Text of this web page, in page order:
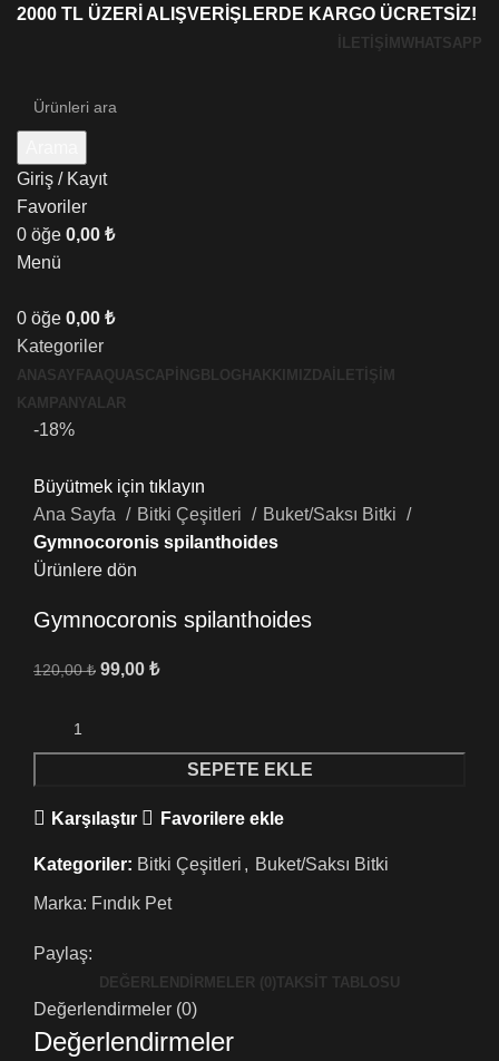
2000 TL ÜZERİ ALIŞVERİŞLERDE KARGO ÜCRETSİZ!
İLETIŞIM WHATSAPP
Giriş / Kayıt
Favoriler
0 öğe 0,00 ₺
Menü
0 öğe 0,00 ₺
Kategoriler
ANASAYFAAQUASCAPING BLOG HAKKIMIZDA İLETİŞİM
KAMPANYALAR
-18%
Büyütmek için tıklayın
Ana Sayfa
Bitki Çeşitleri
Buket/Saksı Bitki
Gymnocoronis spilanthoides
Ürünlere dön
Gymnocoronis spilanthoides
120,00₺ 99,00 ₺
SEPETE EKLE
Karşılaştır Favorilere ekle
Kategoriler: Bitki Çeşitleri , Buket/Saksı Bitki
Marka: Fındık Pet
Paylaş:
DEĞERLENDIRMELER (0) TAKSIT TABLOSU
Değerlendirmeler (0)
Değerlendirmeler